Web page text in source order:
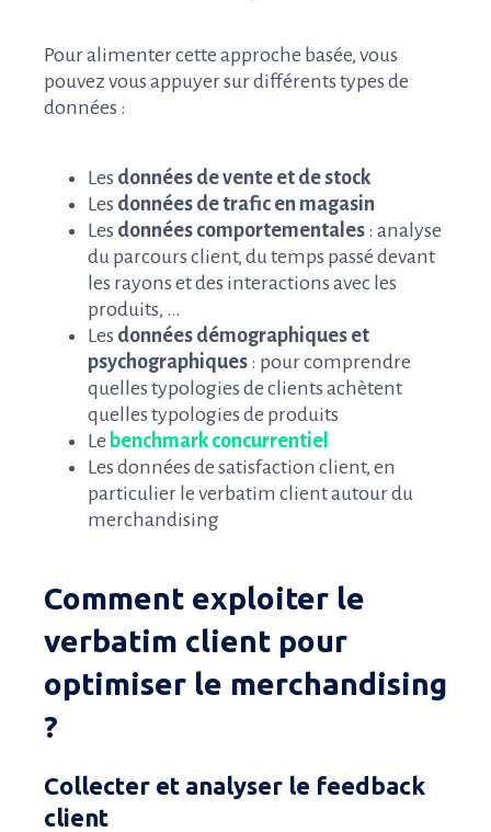
Pour alimenter cette approche basée, vous
pouvez vous appuyer sur différents types de
données :
Les données de vente et de stock
Les données de trafic en magasin
Les données comportementales : analyse
du parcours client, du temps passé devant
les rayons et des interactions avec les
produits, …
Les données démographiques et
psychographiques : pour comprendre
quelles typologies de clients achètent
quelles typologies de produits
Le benchmark concurrentiel
Les données de satisfaction client, en
particulier le verbatim client autour du
merchandising
Comment exploiter le
verbatim client pour
optimiser le merchandising
?
Collecter et analyser le feedback
client